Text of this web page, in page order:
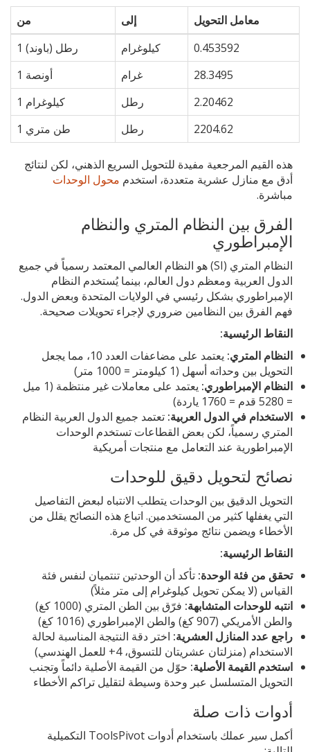
من
إلى
معامل التحويل
1 رطل (باوند)
كيلوغرام
0.453592
1 أونصة
غرام
28.3495
1 كيلوغرام
رطل
2.20462
1 طن متري
رطل 2204.62
هذه القيم المرجعية مفيدة للتحويل السريع الذهني، لكن لنتائج
أدق مع منازل عشرية متعددة، استخدم محول الوحدات
مباشرة.
الفرق بين النظام المتري والنظام
الإمبراطوري
النظام المتري (SI) هو النظام العالمي المعتمد رسمياً في جميع
الدول العربية ومعظم دول العالم، بينما يُستخدم النظام
الإمبراطوري بشكل رئيسي في الولايات المتحدة وبعض الدول.
فهم الفرق بين النظامين ضروري لإجراء تحويلات صحيحة.
النقاط الرئيسية:
النظام المتري:
يعتمد على مضاعفات العدد 10، مما يجعل
التحويل بين وحداته أسهل (1 كيلومتر = 1000 متر)
النظام الإمبراطوري:
يعتمد على معاملات غير منتظمة (1 ميل
= 5280 قدم = 1760 ياردة)
الاستخدام في الدول العربية: تعتمد جميع الدول العربية النظام
المتري رسمياً، لكن بعض القطاعات تستخدم الوحدات
الإمبراطورية عند التعامل مع منتجات أمريكية
نصائح لتحويل دقيق للوحدات
التحويل الدقيق بين الوحدات يتطلب الانتباه لبعض التفاصيل
التي يغفلها كثير من المستخدمين. اتباع هذه النصائح يقلل من
الأخطاء ويضمن نتائج موثوقة في كل مرة.
النقاط الرئيسية:
تحقق من فئة الوحدة: تأكد أن الوحدتين تنتميان لنفس فئة
القياس (لا يمكن تحويل كيلوغرام إلى متر مثلاً)
انتبه للوحدات المتشابهة:
فرّق بين الطن المتري (1000 كغ)
والطن الأمريكي (907 كغ) والطن الإمبراطوري (1016 كغ)
راجع عدد المنازل العشرية: اختر دقة النتيجة المناسبة لحالة
الاستخدام (منزلتان عشريتان للتسوق، 4+ للعمل الهندسي)
استخدم القيمة الأصلية: حوّل من القيمة الأصلية دائماً وتجنب
التحويل المتسلسل عبر وحدة وسيطة لتقليل تراكم الأخطاء
أدوات ذات صلة
أكمل سير عملك باستخدام أدوات ToolsPivot التكميلية